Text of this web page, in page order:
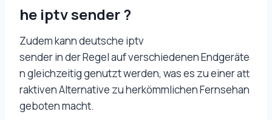
he iptv sender ?
Zudem kann deutsche iptv
sender in der Regel auf verschiedenen Endgeräte
n gleichzeitig genutzt werden, was es zu einer att
raktiven Alternative zu herkömmlichen Fernsehan
geboten macht.